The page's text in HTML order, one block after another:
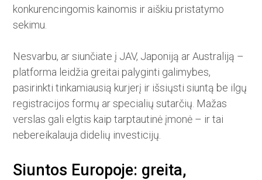
konkurencingomis kainomis ir aiškiu pristatymo
sekimu.
Nesvarbu, ar siunčiate į JAV, Japoniją ar Australiją –
platforma leidžia greitai palyginti galimybes,
pasirinkti tinkamiausią kurjerį ir išsiųsti siuntą be ilgų
registracijos formų ar specialių sutarčių. Mažas
verslas gali elgtis kaip tarptautinė įmonė – ir tai
nebereikalauja didelių investicijų.
Siuntos Europoje: greita,